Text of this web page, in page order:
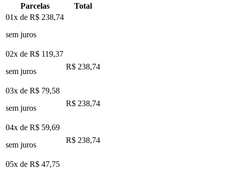
Parcelas
Total
01x de R$ 238,74
sem juros
02x de R$ 119,37
sem juros
R$ 238,74
03x de R$ 79,58
sem juros
R$ 238,74
04x de R$ 59,69
sem juros
R$ 238,74
05x de R$ 47,75